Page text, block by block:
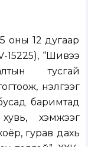
оны 12 дугаар
15225), “Шивээ
тусгай
үнэлгээг
баримтад
хэмжээг
гурав дахь